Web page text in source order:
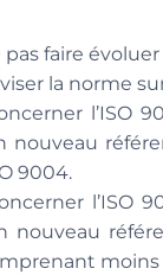
faire
la norme
l’ISO
nouveau
9004.
l’ISO
nouveau
moins